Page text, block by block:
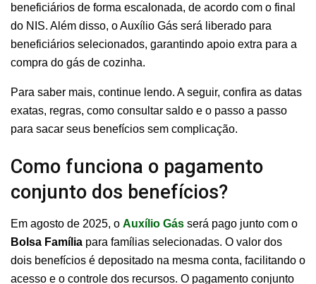
beneficiários de forma escalonada, de acordo com o final
do NIS. Além disso, o Auxílio Gás será liberado para
beneficiários selecionados, garantindo apoio extra para a
compra do gás de cozinha.
Para saber mais, continue lendo. A seguir, confira as datas
exatas, regras, como consultar saldo e o passo a passo
para sacar seus benefícios sem complicação.
Como funciona o pagamento
conjunto dos benefícios?
Em agosto de 2025, o Auxílio Gás será pago junto com o
Bolsa Família para famílias selecionadas. O valor dos
dois benefícios é depositado na mesma conta, facilitando o
acesso e o controle dos recursos. O pagamento conjunto